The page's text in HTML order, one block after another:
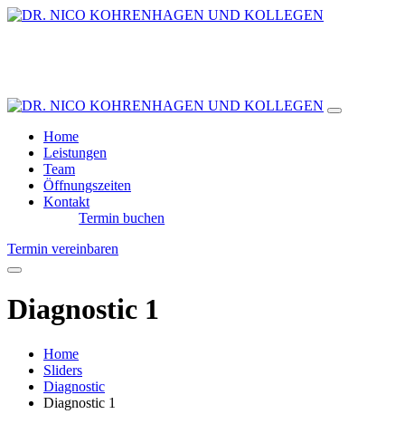
Home
Leistungen
Team
Öffnungszeiten
Kontakt
Termin buchen
Termin vereinbaren
Diagnostic 1
Home
Sliders
Diagnostic
Diagnostic 1